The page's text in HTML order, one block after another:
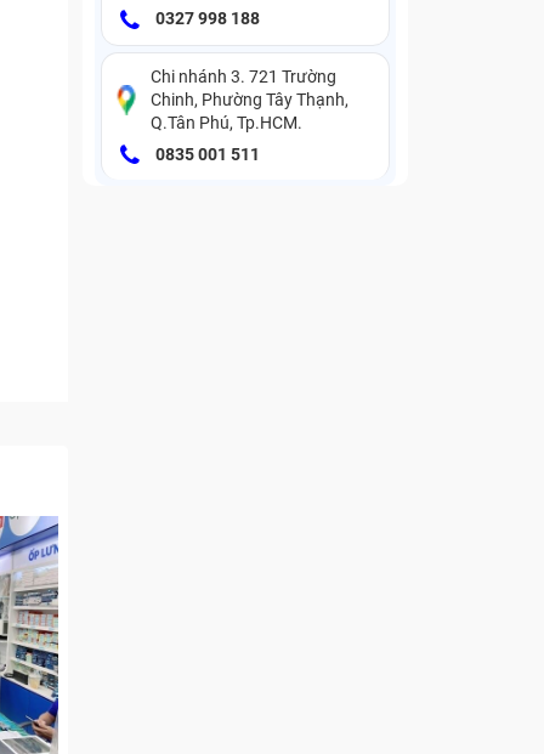
0327 998 188
Chi nhánh 3. 721 Trường
Chinh, Phường Tây Thạnh,
Q.Tân Phú, Tp.HCM.
0835 001 511